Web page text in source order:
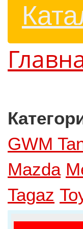
GWM
Mazda
Tagaz